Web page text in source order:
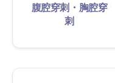
腹腔穿刺・胸腔穿
刺